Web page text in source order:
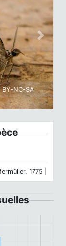
NC-SA
Next
1775 |